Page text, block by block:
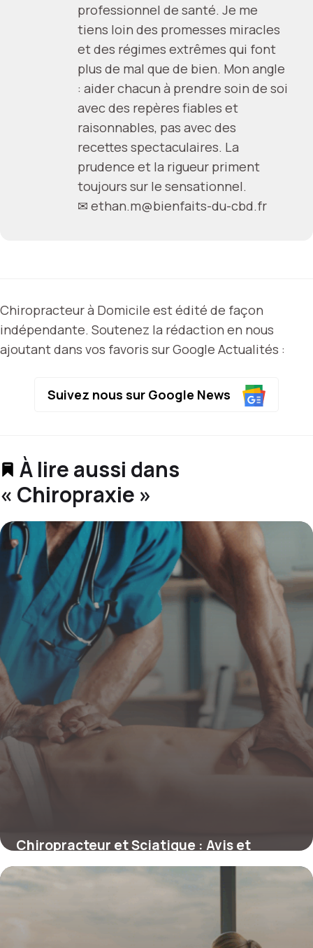
professionnel de santé. Je me
tiens loin des promesses miracles
et des régimes extrêmes qui font
plus de mal que de bien. Mon angle
: aider chacun à prendre soin de soi
avec des repères fiables et
raisonnables, pas avec des
recettes spectaculaires. La
prudence et la rigueur priment
toujours sur le sensationnel.
✉ ethan.m@bienfaits-du-cbd.fr
Chiropracteur à Domicile est édité de façon
indépendante. Soutenez la rédaction en nous
ajoutant dans vos favoris sur Google Actualités :
Suivez nous sur Google News
À lire aussi dans
« Chiropraxie »
Chiropracteur et Sciatique : Avis et
Retours d’Expérience Réalistes
4 juillet 2025